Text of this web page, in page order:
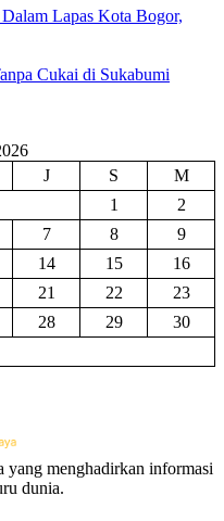
Lapas Kota Bogor,
Cukai di Sukabumi
J S
M
1
2
7 8
9
14 15
16
21 22
23
28 29
30
yang menghadirkan informasi
dunia.